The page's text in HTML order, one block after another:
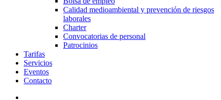
Calidad medioambiental y prevención de riesgos
laborales
Charter
Convocatorias de personal
Patrocinios
Tarifas
Servicios
Eventos
Contacto